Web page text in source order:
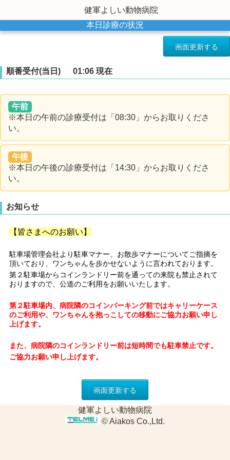
健軍よしい動物病院
本日診療の状況
順番受付(当日) 01:06 現在
午前
※本日の午前の診療受付は「08:30」からお取りくださ
い。
午後
※本日の午後の診療受付は「14:30」からお取りくださ
い。
お知らせ
健軍よしい動物病院
© Aiakos Co.,Ltd.